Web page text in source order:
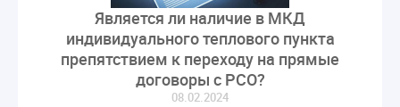
Является ли наличие в МКД
индивидуального теплового пункта
препятствием к переходу на прямые
договоры с РСО?
08.02.2024